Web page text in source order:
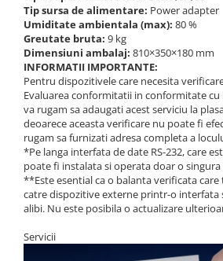
Tip sursa de alimentare: Power adapter
Umiditate ambientala (max): 80 %
Greutate bruta: 9 kg
Dimensiuni ambalaj: 810×350×180 mm
INFORMATII IMPORTANTE:
Pentru dispozitivele care necesita
Evaluarea conformitatii in conformitate cu
va rugam sa adaugati acest serviciu la
deoarece aceasta verificare nu poate fi
rugam sa furnizati adresa completa a
*Pe langa interfata de date RS-232, care
poate fi instalata si operata doar o
**Este esential ca o balanta verificata
catre dispozitive externe printr-o interfata
alibi. Nu este posibila o actualizare
Servicii